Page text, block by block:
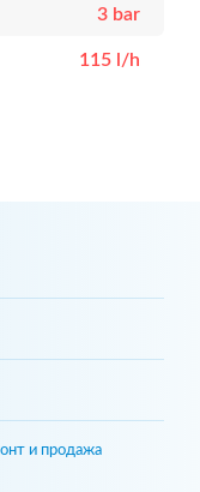
3 bar
115 l/h
и продажа